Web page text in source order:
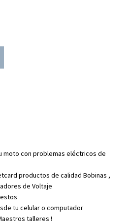
moto con problemas eléctricos de
productos de calidad Bobinas ,
de Voltaje
tu celular o computador
talleres !